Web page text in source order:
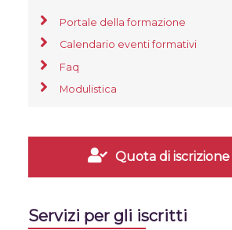
Portale della formazione
Calendario eventi formativi
Faq
Modulistica
Quota di
Servizi per gli iscritti